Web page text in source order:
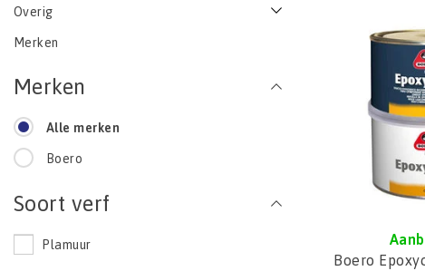
Overig
Merken
Merken
Alle merken
Boero
Soort verf
Plamuur
Boero